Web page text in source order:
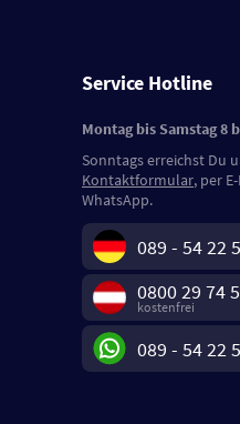
Service Hotline
Montag bis Samstag 8
Sonntags erreichst Du
Kontaktformular, per
WhatsApp.
089 - 54 22
0800 29 74
kostenfrei
089 - 54 22